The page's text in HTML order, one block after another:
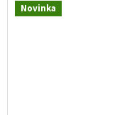
Novinka